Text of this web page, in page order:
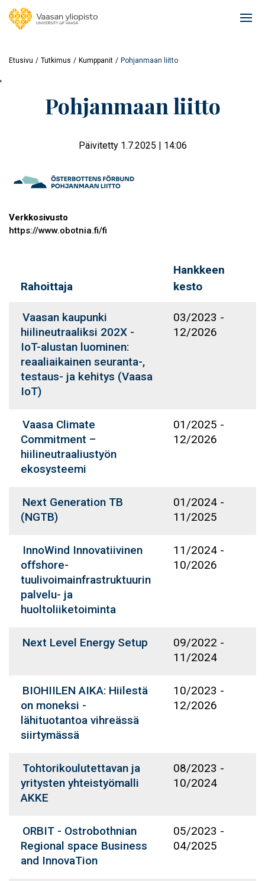
Etusivu Tutkimus Kumppanit Pohjanmaan liitto
'
Pohjanmaan liitto
Päivitetty 1.7.2025 | 14:06
Verkkosivusto
https://www.obotnia.fi/fi
Rahoittaja
Hankkeen
kesto
Vaasan kaupunki
hiilineutraaliksi 202X -
IoT-alustan luominen:
reaaliaikainen seuranta-,
testaus- ja kehitys (Vaasa
IoT)
03/2023 -
12/2026
Vaasa Climate
Commitment –
hiilineutraaliustyön
ekosysteemi
01/2025 -
12/2026
Next Generation TB
(NGTB)
01/2024 -
11/2025
InnoWind Innovatiivinen
offshore-
tuulivoimainfrastruktuurin
palvelu- ja
huoltoliiketoiminta
11/2024 -
10/2026
Next Level Energy Setup 09/2022 -
11/2024
BIOHIILEN AIKA: Hiilestä
on moneksi -
lähituotantoa vihreässä
siirtymässä
10/2023 -
12/2026
Tohtorikoulutettavan ja
yritysten yhteistyömalli
AKKE
08/2023 -
10/2024
ORBIT - Ostrobothnian
Regional space Business
and InnovaTion
05/2023 -
04/2025